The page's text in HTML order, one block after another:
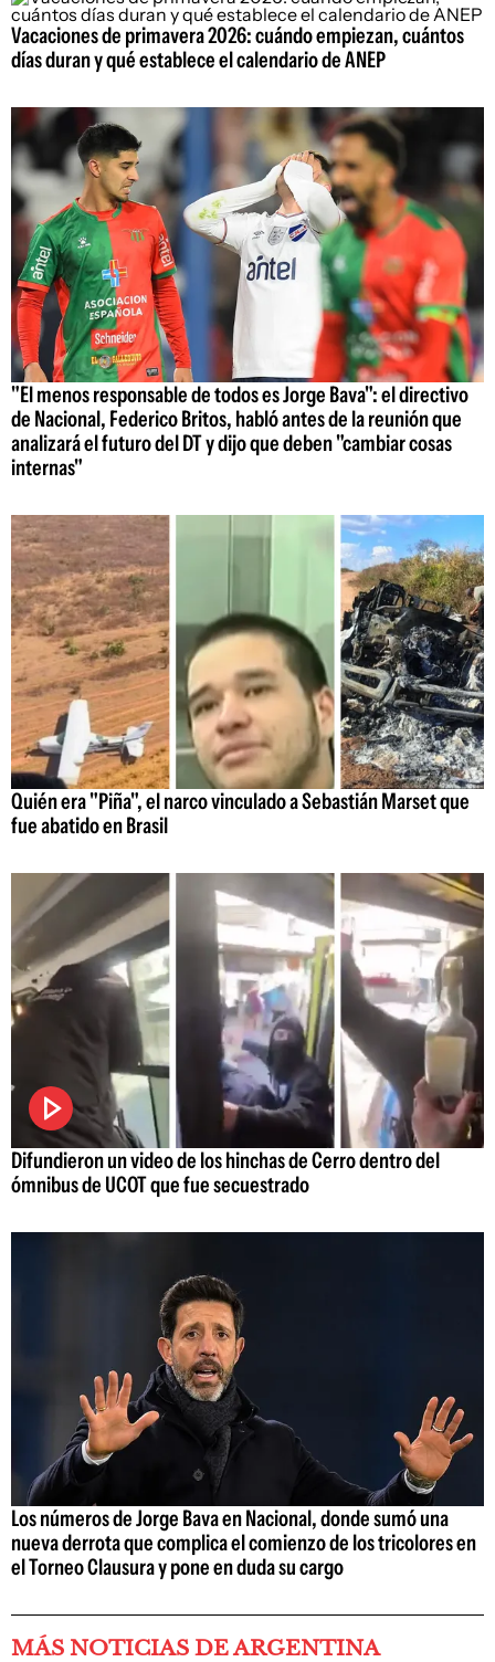
Vacaciones de primavera 2026: cuándo empiezan, cuántos
días duran y qué establece el calendario de ANEP
"El menos responsable de todos es Jorge Bava": el directivo
de Nacional, Federico Britos, habló antes de la reunión que
analizará el futuro del DT y dijo que deben "cambiar cosas
internas"
Quién era "Piña", el narco vinculado a Sebastián Marset que
fue abatido en Brasil
Difundieron un video de los hinchas de Cerro dentro del
ómnibus de UCOT que fue secuestrado
Los números de Jorge Bava en Nacional, donde sumó una
nueva derrota que complica el comienzo de los tricolores en
el Torneo Clausura y pone en duda su cargo
MÁS NOTICIAS DE ARGENTINA